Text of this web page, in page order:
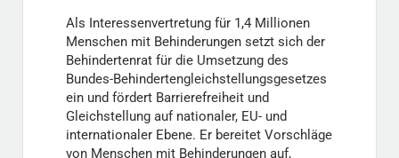
Als Interessenvertretung für 1,4 Millionen
Menschen mit Behinderungen setzt sich der
Behindertenrat für die Umsetzung des
Bundes-Behindertengleichstellungsgesetzes
ein und fördert Barrierefreiheit und
Gleichstellung auf nationaler, EU- und
internationaler Ebene. Er bereitet Vorschläge
von Menschen mit Behinderungen auf,